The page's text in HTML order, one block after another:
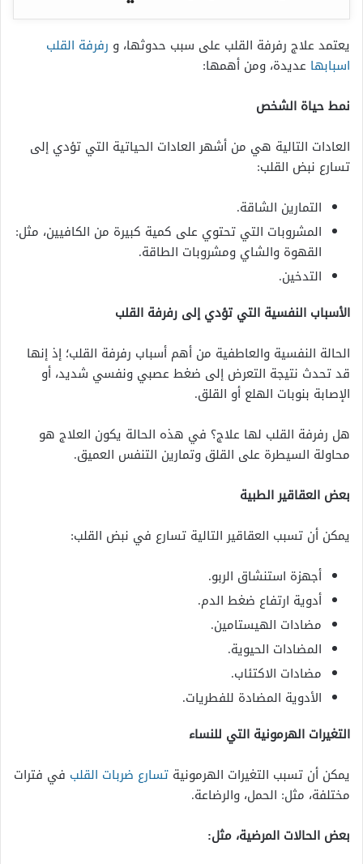
يعتمد علاج رفرفة القلب على سبب حدوثها، و رفرفة القلب
اسبابها عديدة، ومن أهمها:
نمط حياة الشخص
العادات التالية هي من أشهر العادات الحياتية التي تؤدي إلى
تسارع نبض القلب:
التمارين الشاقة.
المشروبات التي تحتوي على كمية كبيرة من الكافيين، مثل:
القهوة والشاي ومشروبات الطاقة.
التدخين.
الأسباب النفسية التي تؤدي إلى رفرفة القلب
الحالة النفسية والعاطفية من أهم أسباب رفرفة القلب؛ إذ إنها
قد تحدث نتيجة التعرض إلى ضغط عصبي ونفسي شديد، أو
الإصابة بنوبات الهلع أو القلق.
هل رفرفة القلب لها علاج؟ في هذه الحالة يكون العلاج هو
محاولة السيطرة على القلق وتمارين التنفس العميق.
بعض العقاقير الطبية
يمكن أن تسبب العقاقير التالية تسارع في نبض القلب:
أجهزة استنشاق الربو.
أدوية ارتفاع ضغط الدم.
مضادات الهيستامين.
المضادات الحيوية.
مضادات الاكتئاب.
الأدوية المضادة للفطريات.
التغيرات الهرمونية التي للنساء
يمكن أن تسبب التغيرات الهرمونية تسارع ضربات القلب في فترات
مختلفة، مثل: الحمل، والرضاعة.
بعض الحالات المرضية، مثل: